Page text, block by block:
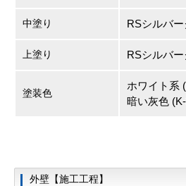
中塗り RSシルバ
上塗り RSシルバ
塗装色
ホワイト系
暗い灰色
外壁【施工工程】